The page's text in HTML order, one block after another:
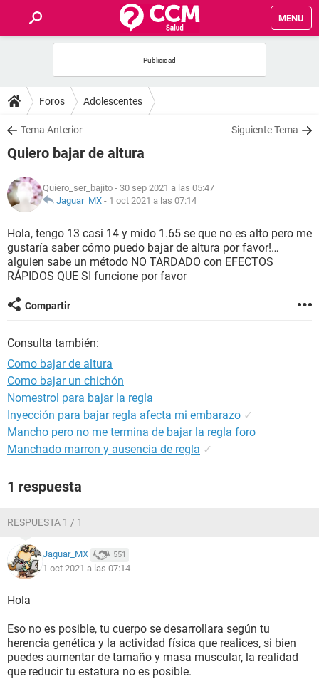
MENU
FOROS
SALUD
FAMILIA
NUTRICIÓN
BIENESTAR
SEXUALIDAD
GLOSARIO
Foros Adolescentes
Tema Anterior Siguiente Tema
Quiero bajar de altura
Quiero_ser_bajito - 30 sep 2021 a las 05:47
Jaguar_MX - 1 oct 2021 a las 07:14
Hola, tengo 13 casi 14 y mido 1.65 se que no es alto pero me
gustaría saber cómo puedo bajar de altura por favor!…
alguien sabe un método NO TARDADO con EFECTOS
RÁPIDOS QUE SI funcione por favor
Compartir
Consulta también:
Como bajar de altura
Como bajar un chichón
Nomestrol para bajar la regla
Inyección para bajar regla afecta mi embarazo ✓
Mancho pero no me termina de bajar la regla foro
Manchado marron y ausencia de regla ✓
1 respuesta
RESPUESTA 1 / 1
Jaguar_MX 551
1 oct 2021 a las 07:14
Hola
Eso no es posible, tu cuerpo se desarrollara según tu
herencia genética y la actividad física que realices, si bien
puedes aumentar de tamaño y masa muscular, la realidad
que reducir tu estatura no es posible.